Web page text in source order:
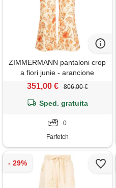
ZIMMERMANN pantaloni crop
a fiori junie - arancione
351,00 € 806,00 €
Sped. gratuita
0
Farfetch